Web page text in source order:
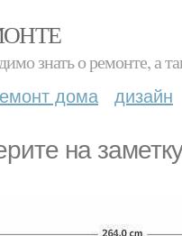
знать о ремонте, а
дома дизайн
на